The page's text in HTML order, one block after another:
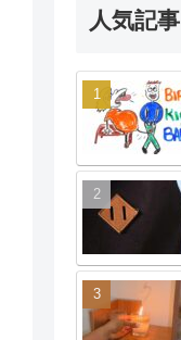
人気記事